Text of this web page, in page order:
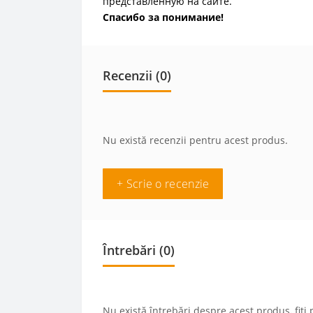
Спасибо за понимание!
Recenzii (0)
Nu există recenzii pentru acest produs.
+ Scrie o recenzie
Întrebări (0)